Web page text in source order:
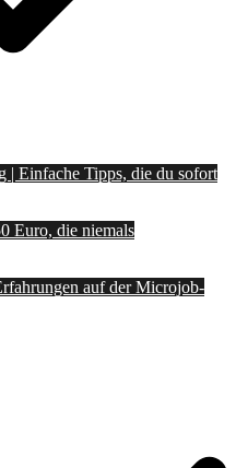
| Einfache Tipps, die du sofort
Euro, die niemals
auf der Microjob-